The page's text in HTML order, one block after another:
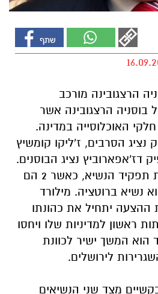
הרצגובינה מורכב
הרצגובינה אשר
האוכלוסייה במדינה.
נציג הסרבים, ז'ליקו קומשיץ
דז'אפארוביץ נציג הבוסנים.
שלושתם ממלאים את תפקיד הנשיא, כאשר 2 הם
נשיא ברוטציה. מילורד
יתחיל את כהונתו
ראשון למדיניות שלו ויחסו
המשך ישיר לכוונת
לירושלים.
מצד שני הנשיאים